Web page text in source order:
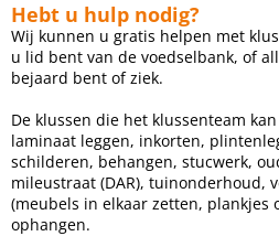
Hebt u hulp nodig?
Wij kunnen u gratis helpen met
u lid bent van de voedselbank, of
bejaard bent of ziek.
De klussen die het klussenteam
laminaat leggen, inkorten,
schilderen, behangen, stucwerk,
mileustraat (DAR), tuinonderhoud,
(meubels in elkaar zetten, plankjes
ophangen.